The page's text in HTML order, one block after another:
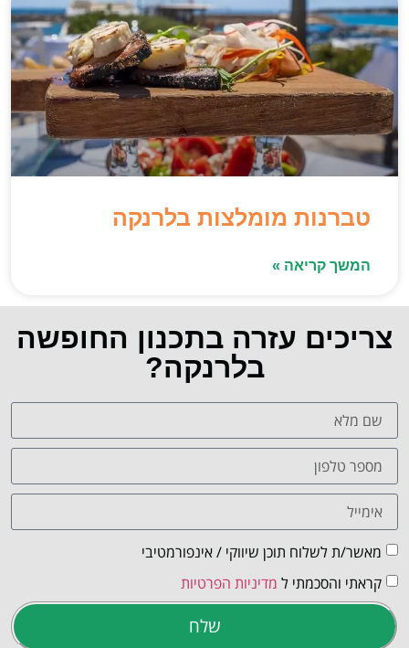
טברנות מומלצות בלרנקה
המשך קריאה »
צריכים עזרה בתכנון החופשה
בלרנקה?
מאשר/ת לשלוח תוכן שיווקי / אינפורמטיבי
קראתי והסכמתי ל מדיניות הפרטיות
שלח